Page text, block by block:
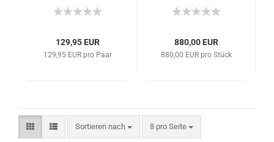
Federbeinen
129,95 EUR
129,95 EUR pro Paar
880,00 EUR
880,00 EUR pro Stück
Sortieren nach 8 pro Seite